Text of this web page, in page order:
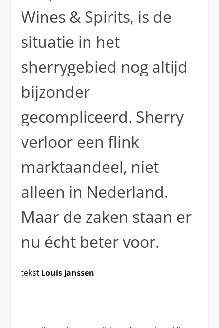
Wines & Spirits, is de
situatie in het
sherrygebied nog altijd
bijzonder
gecompliceerd. Sherry
verloor een flink
marktaandeel, niet
alleen in Nederland.
Maar de zaken staan er
nu écht beter voor.
tekst Louis Janssen